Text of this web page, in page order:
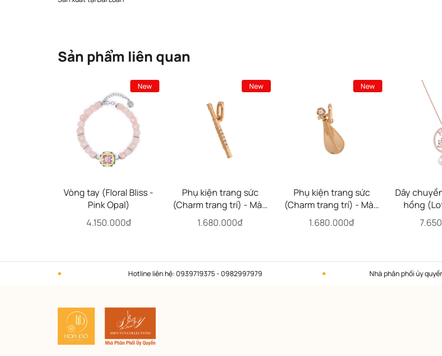
Sản phẩm liên quan
New
Vòng tay (Floral Bliss -
Pink Opal)
4.150.000₫
New
Phụ kiện trang sức
(Charm trang trí) - Màu
vàng (Flute)
1.680.000₫
New
Phụ kiện trang sức
(Charm trang trí) - Màu
vàng (Pipa)
1.680.000₫
Dây
hồng
Hotline liên hệ: 0939719375 - 0982997979 Nhà phân phối ủy quyền